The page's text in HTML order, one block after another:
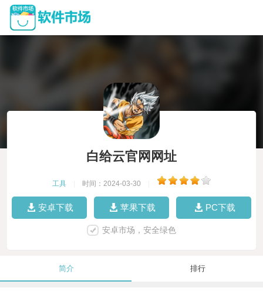
白给云官网网址
工具 时间：2024-03-30
安卓下载 苹果下载 PC下载
安卓市场，安全绿色
简介 排行